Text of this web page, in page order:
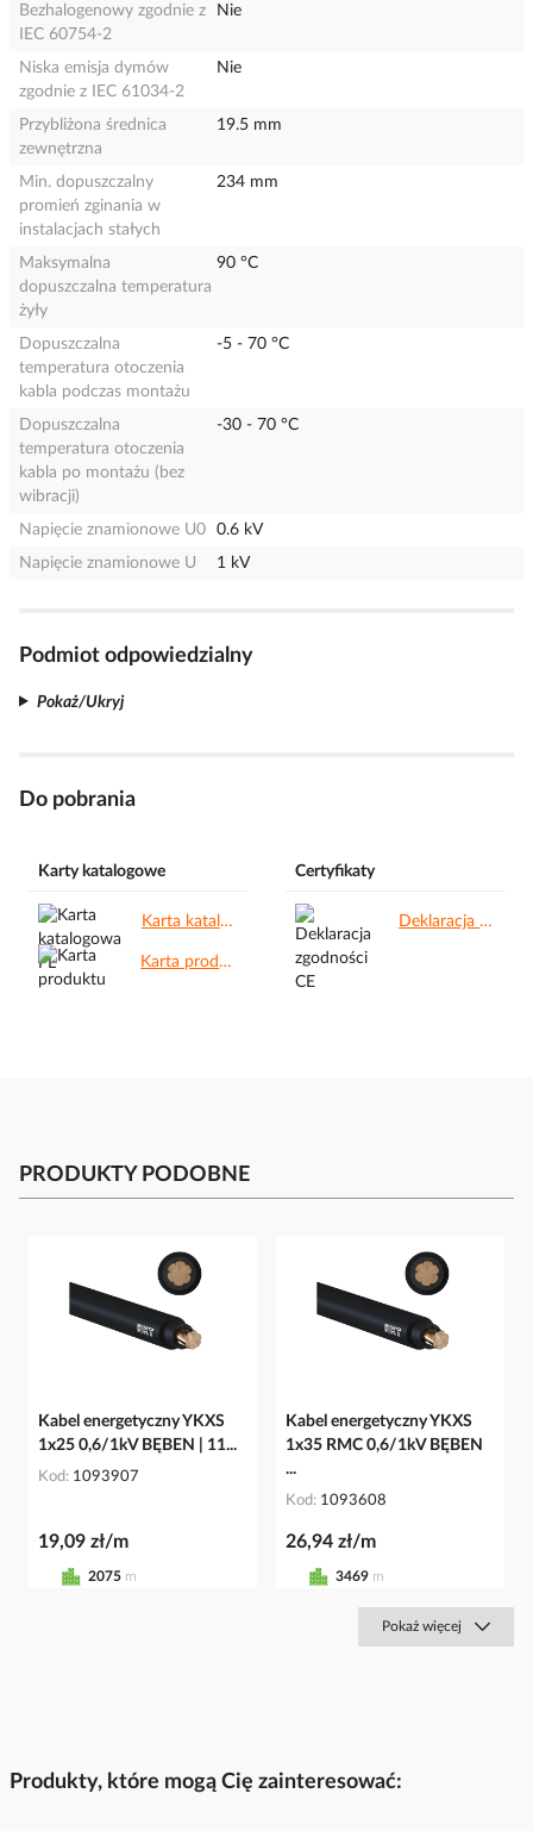
Bezhalogenowy zgodnie z
IEC 60754-2
Nie
Niska emisja dymów
zgodnie z IEC 61034-2
Nie
Przybliżona średnica
zewnętrzna
19.5 mm
Min. dopuszczalny
promień zginania w
instalacjach stałych
234 mm
Maksymalna
dopuszczalna temperatura
żyły
90 °C
Dopuszczalna
temperatura otoczenia
kabla podczas montażu
-5 - 70 °C
Dopuszczalna
temperatura otoczenia
kabla po montażu (bez
wibracji)
-30 - 70 °C
Napięcie znamionowe U0
0.6 kV
Napięcie znamionowe U
1 kV
Podmiot odpowiedzialny
Pokaż/Ukryj
Do pobrania
Karty katalogowe
Karta katalogowa PL.pdf
Karta produktu.pdf
Certyfikaty
Deklaracja zgodności CE.pdf
PRODUKTY PODOBNE
Kabel energetyczny YKXS
1x25 0,6/1kV BĘBEN | 11...
Kod 1093907
19,09 zł/m
2075 m
Kabel energetyczny YKXS
1x35 RMC 0,6/1kV BĘBEN
...
Kod 1093608
26,94 zł/m
3469 m
Pokaż więcej
Produkty, które mogą Cię zainteresować: